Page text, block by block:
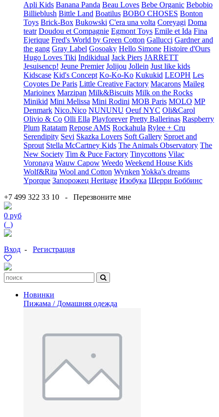
Apli Kids Banana Panda Beau Loves Bebe Organic Bebobio
Billieblush Bittle Land Boatilus BOBO CHOSES Bonton
Toys Brick-Box Bukowski C'era una volta Coreyagi Doma
teatr Doudou et Compagnie Egmont Toys Emile et Ida Fina
Ejerique Fred's World by Green Cotton Gallucci Gardner and
the gang Gray Label Gosoaky Hello Simone Histoire d'Ours
Hugo Loves Tiki Indikidual Jack Piers JARRETT
Jesuisencp! Jeune Premier Jolijou Jollein Just like kids
Kidscase Kid's Concept Ko-Ko-Ko Kukukid LEOPH Les
Coyotes De Paris Little Creative Factory Macarons Maileg
Marioinex Marzipan Milk&Biscuits Milk on the Rocks
Minikid Mini Melissa Mini Rodini MOB Paris MOLO MP
Denmark Nico.Nico NUNUNU Oeuf NYC Oli&Carol
Olivio & Co Olli Ella Playforever Pretty Ballerinas Raspberry
Plum Ratatam Repose AMS Rockahula Rylee + Cru
Serendipity Sevi Skazka Lovers Soft Gallery Sproet and
Sprout Stella McCartney Kids The Animals Observatory The
New Society Tim & Puce Factory Tinycottons Vilac
Voronaya Wauw Capow Weedo Weekend House Kids
Wolf&Rita Wool and Cotton Wynken Yokka's dreams
Yporque Запорожец Heritage Изобука Шерри Боббинс
+7 499 322 33 10 - Перезвоните мне
0 руб
( )
Вход - Регистрация
Новинки
Пижама / Домашняя одежда